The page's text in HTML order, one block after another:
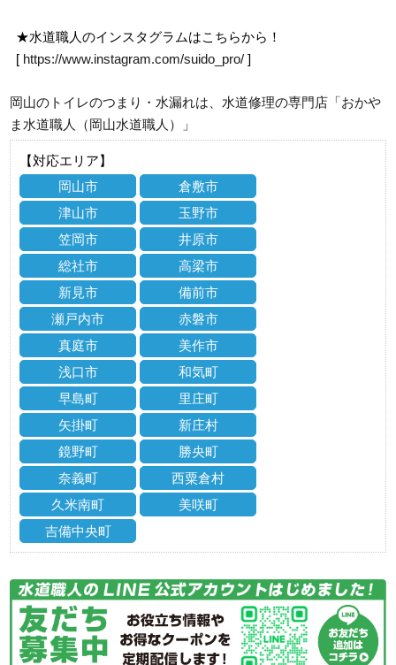
★水道職人のインスタグラムはこちらから！
[ https://www.instagram.com/suido_pro/ ]
岡山のトイレのつまり・水漏れは、水道修理の専門店「おかや
ま水道職人（岡山水道職人）」
【対応エリア】
岡山市
倉敷市
津山市
玉野市
笠岡市
井原市
総社市
高梁市
新見市
備前市
瀬戸内市
赤磐市
真庭市
美作市
浅口市
和気町
早島町
里庄町
矢掛町
新庄村
鏡野町
勝央町
奈義町
西粟倉村
久米南町
美咲町
吉備中央町